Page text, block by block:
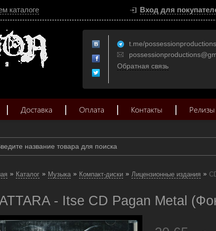
каталоге Вход для
t.me/possessionproductions
Обратная связь
Доставка Оплата Контакты Релизы
» Каталог » Музыка » Компакт-диски » Лицензионные издания »
- Itse CD Pagan Metal